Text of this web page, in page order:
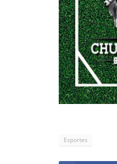
Esportes